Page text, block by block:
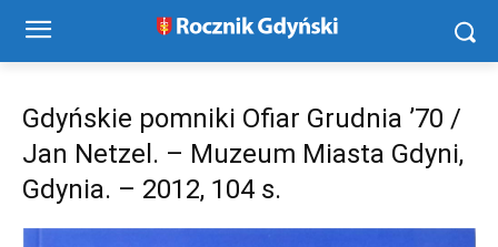
Gdyńskie pomniki Ofiar Grudnia ’70 /
Jan Netzel. – Muzeum Miasta Gdyni,
Gdynia. – 2012, 104 s.